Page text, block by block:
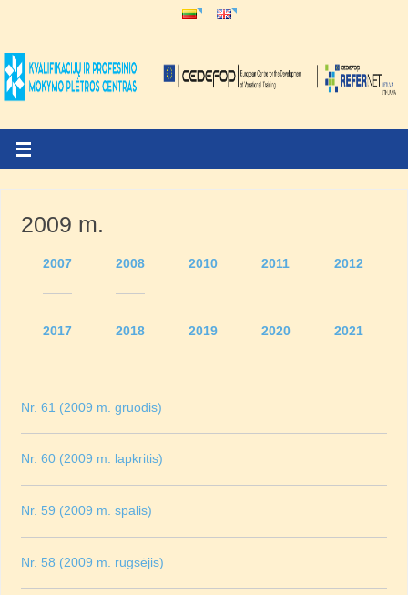
2009 m.
2007 2008 2010 2011 2012
2017 2018 2019 2020 2021
Nr. 61 (2009 m. gruodis)
Nr. 60 (2009 m. lapkritis)
Nr. 59 (2009 m. spalis)
Nr. 58 (2009 m. rugsėjis)